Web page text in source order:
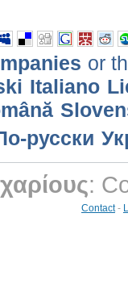
or
Italiano
русски
:
Contact-